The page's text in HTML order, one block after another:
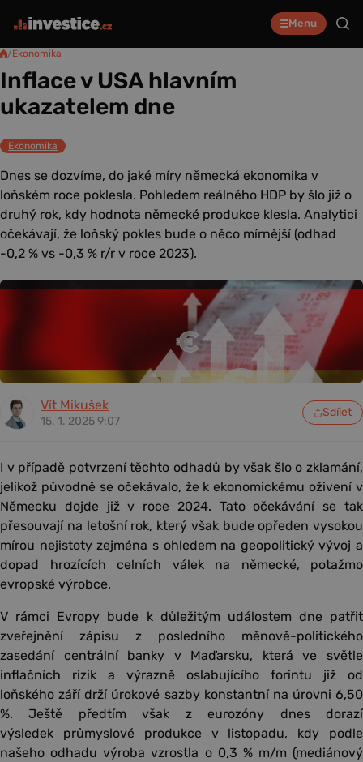
Menu
/Ekonomika
Inflace v USA hlavním
ukazatelem dne
Ekonomika
Dnes se dozvíme, do jaké míry německá ekonomika v
loňském roce poklesla. Pohledem reálného HDP by šlo již o
druhý rok, kdy hodnota německé produkce klesla. Analytici
očekávají, že loňský pokles bude o něco mírnější (odhad
-0,2 % vs -0,3 % r/r v roce 2023).
Vít Mikušek
15. 1. 2025 9:07
Sdílet
I v případě potvrzení těchto odhadů by však šlo o zklamání,
jelikož původně se očekávalo, že k ekonomickému oživení v
Německu dojde již v roce 2024. Tato očekávání se tak
přesouvají na letošní rok, který však bude opředen vysokou
mírou nejistoty zejména s ohledem na geopolitický vývoj a
dopad hrozících celních válek na německé, potažmo
evropské výrobce.
V rámci Evropy bude k důležitým událostem dne patřit
zveřejnění zápisu z posledního měnově-politického
zasedání centrální banky v Maďarsku, která ve světle
inflačních rizik a výrazně oslabujícího forintu již od
loňského září drží úrokové sazby konstantní na úrovni 6,50
%. Ještě předtím však z eurozóny dnes dorazí
výsledek průmyslové produkce v listopadu, kdy podle
našeho odhadu výroba vzrostla o 0,3 % m/m (mediánový